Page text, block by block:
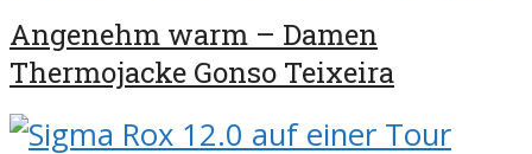
Angenehm warm – Damen
Thermojacke Gonso Teixeira